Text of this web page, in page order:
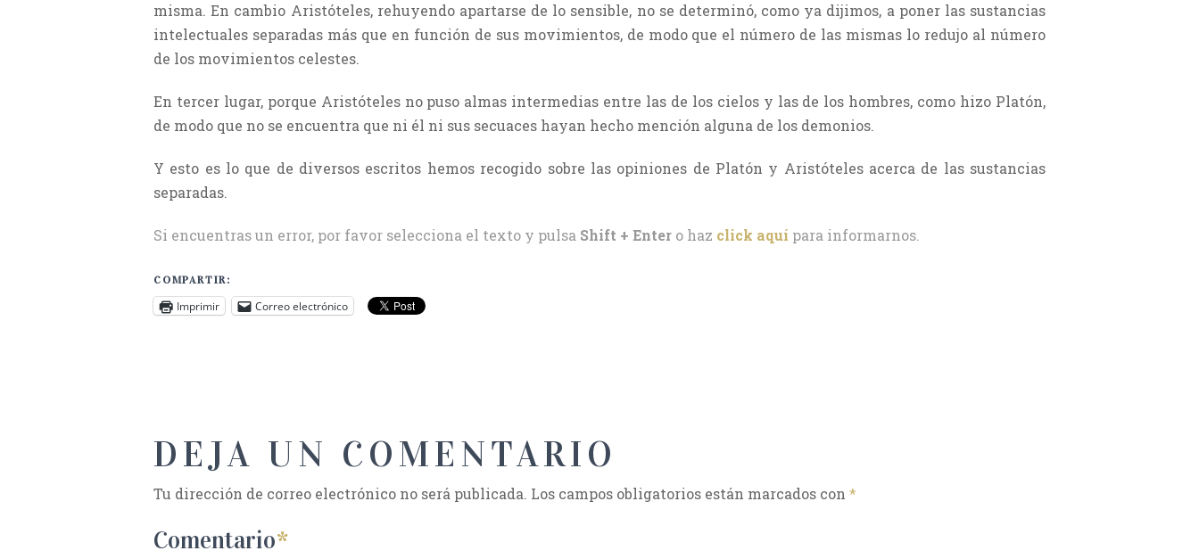
misma. En cambio Aristóteles, rehuyendo apartarse de lo sensible, no se determinó, como ya dijimos, a poner las sustancias
intelectuales separadas más que en función de sus movimientos, de modo que el número de las mismas lo redujo al número
de los movimientos celestes.
En tercer lugar, porque Aristóteles no puso almas intermedias entre las de los cielos y las de los hombres, como hizo Platón,
de modo que no se encuentra que ni él ni sus secuaces hayan hecho mención alguna de los demonios.
Y esto es lo que de diversos escritos hemos recogido sobre las opiniones de Platón y Aristóteles acerca de las sustancias
separadas.
Si encuentras un error, por favor selecciona el texto y pulsa Shift + Enter o haz click aquí para informarnos.
COMPARTIR:
Imprimir Correo electrónico
DEJA UN COMENTARIO
Tu dirección de correo electrónico no será publicada. Los campos obligatorios están marcados con *
Comentario*